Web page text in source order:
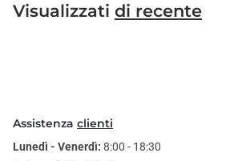
Visualizzati di recente
Assistenza clienti
Lunedì - Venerdì: 8:00 - 18:30